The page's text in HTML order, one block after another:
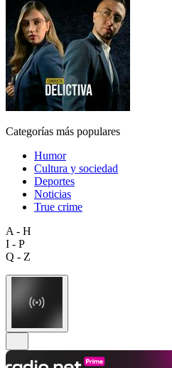
Categorías más populares
Humor
Cultura y sociedad
Deportes
Noticias
True crime
A - H
I - P
Q - Z